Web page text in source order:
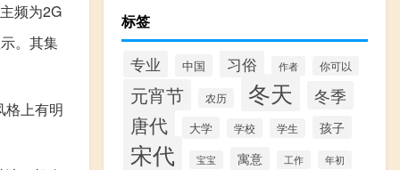
频为2G
。其集
格上有明
标签
专业 中国 习俗 作者 你可以
元宵节 农历 冬天 冬季
唐代 大学 学校 学生 孩子
宋代 宝宝 寓意 工作 年初